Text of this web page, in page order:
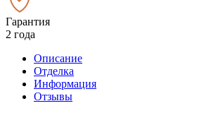
Гарантия
2 года
Описание
Отделка
Информация
Отзывы